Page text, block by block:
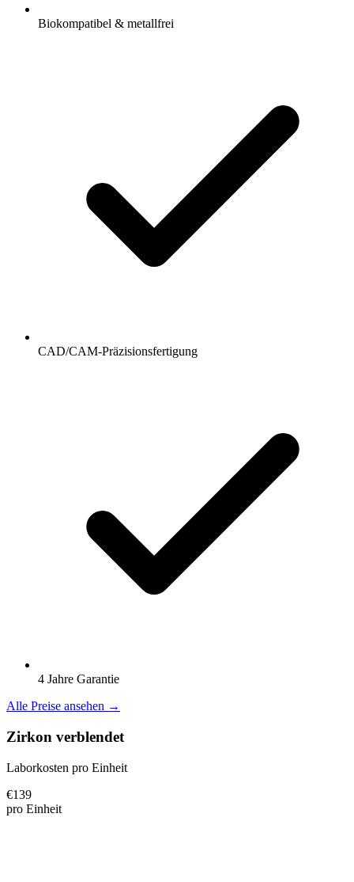
Biokompatibel & metallfrei
CAD/CAM-Präzisionsfertigung
4 Jahre Garantie
Alle Preise ansehen →
Zirkon verblendet
Laborkosten pro Einheit
€139
pro Einheit